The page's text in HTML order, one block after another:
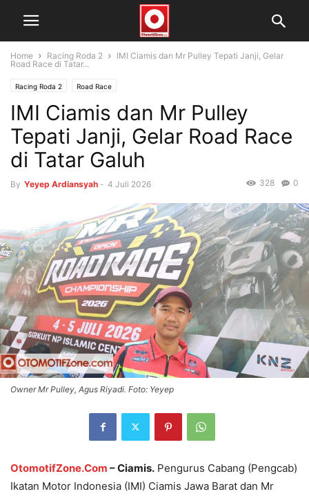
Home Racing Roda 2
IMI Ciamis dan Mr Pulley Tepati Janji, Gelar
Road Race di Tatar...
Racing Roda 2 Road Race
IMI Ciamis dan Mr Pulley
Tepati Janji, Gelar Road Race
di Tatar Galuh
By Yeyep Ardiansyah - 4 Juli 2026 0
328
Owner Mr Pulley, Agus Riyadi. Foto: Yeyep
OtomotifZone.Com – Ciamis. Pengurus Cabang (Pengcab)
Ikatan Motor Indonesia (IMI) Ciamis Jawa Barat dan Mr